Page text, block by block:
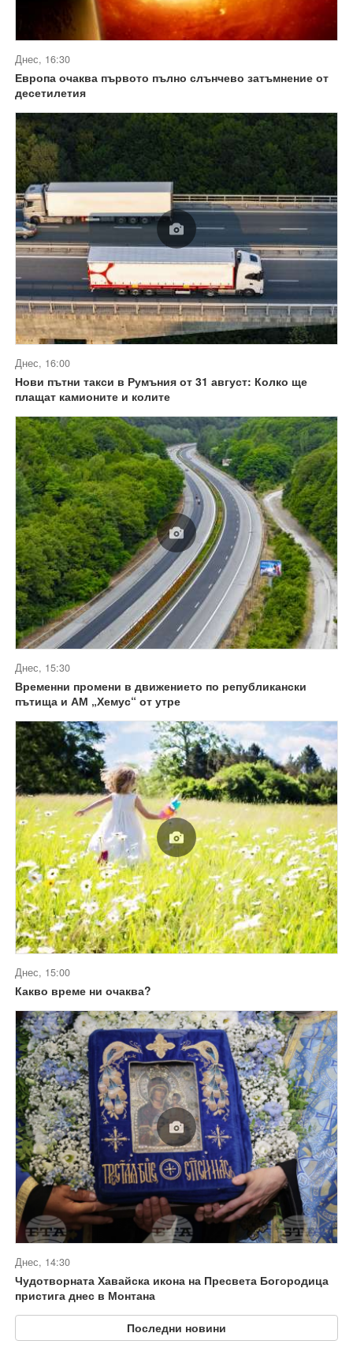
Днес, 16:30
Европа очаква първото пълно слънчево затъмнение от
десетилетия
Днес, 16:00
Нови пътни такси в Румъния от 31 август: Колко ще
плащат камионите и колите
Днес, 15:30
Временни промени в движението по републикански
пътища и АМ „Хемус“ от утре
Днес, 15:00
Какво време ни очаква?
Днес, 14:30
Чудотворната Хавайска икона на Пресвета Богородица
пристига днес в Монтана
Последни новини